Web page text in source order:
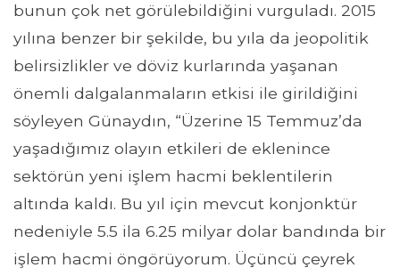
bunun çok net görülebildiğini vurguladı. 2015
yılına benzer bir şekilde, bu yıla da jeopolitik
belirsizlikler ve döviz kurlarında yaşanan
önemli dalgalanmaların etkisi ile girildiğini
söyleyen Günaydın, “Üzerine 15 Temmuz’da
yaşadığımız olayın etkileri de eklenince
sektörün yeni işlem hacmi beklentilerin
altında kaldı. Bu yıl için mevcut konjonktür
nedeniyle 5.5 ila 6.25 milyar dolar bandında bir
işlem hacmi öngörüyorum. Üçüncü çeyrek